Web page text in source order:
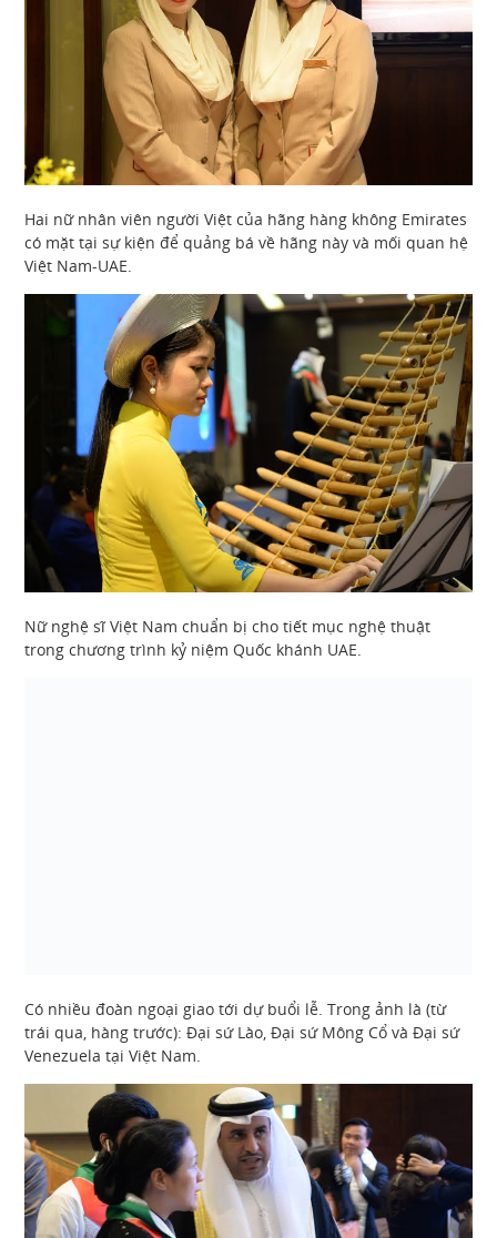
Hai nữ nhân viên người Việt của hãng hàng không Emirates
có mặt tại sự kiện để quảng bá về hãng này và mối quan hệ
Việt Nam-UAE.
Nữ nghệ sĩ Việt Nam chuẩn bị cho tiết mục nghệ thuật
trong chương trình kỷ niệm Quốc khánh UAE.
Có nhiều đoàn ngoại giao tới dự buổi lễ. Trong ảnh là (từ
trái qua, hàng trước): Đại sứ Lào, Đại sứ Mông Cổ và Đại sứ
Venezuela tại Việt Nam.